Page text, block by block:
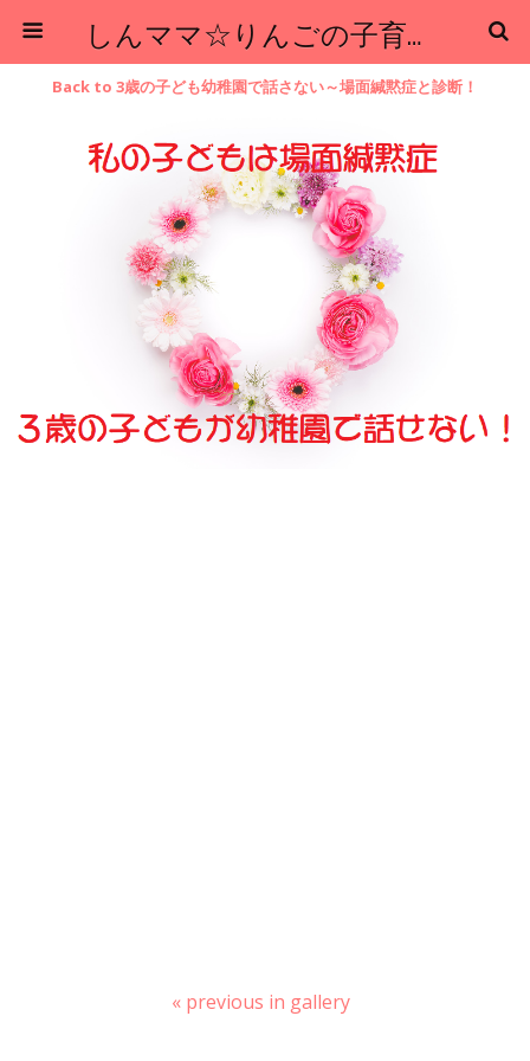
しんママ☆りんごの子育てブログ
Back to 3歳の子ども幼稚園で話さない～場面緘黙症と診断！
« previous in gallery